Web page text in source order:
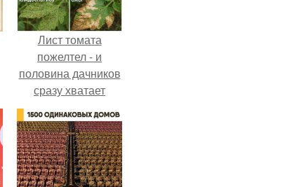
Лист томата
пожелтел - и
половина дачников
сразу хватает